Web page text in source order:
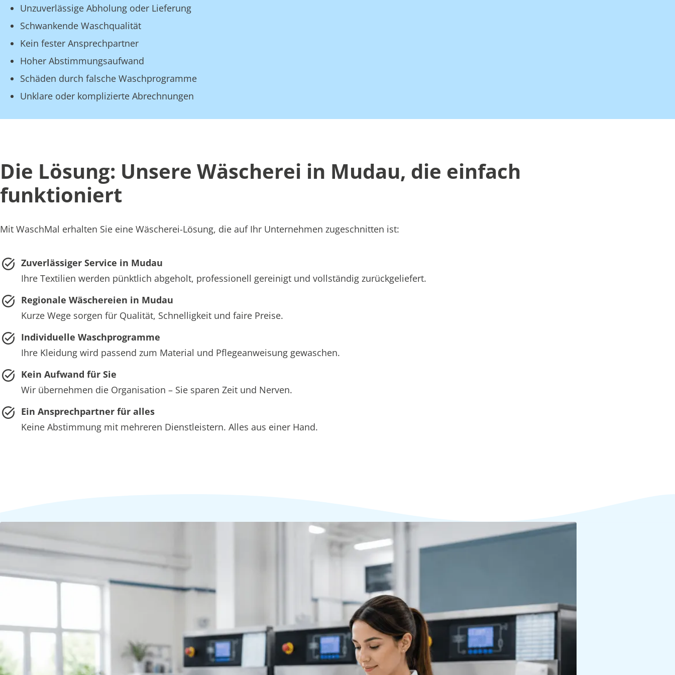
Unzuverlässige Abholung oder Lieferung
Schwankende Waschqualität
Kein fester Ansprechpartner
Hoher Abstimmungsaufwand
Schäden durch falsche Waschprogramme
Unklare oder komplizierte Abrechnungen
Die Lösung: Unsere Wäscherei in Mudau, die einfach
funktioniert
Mit WaschMal erhalten Sie eine Wäscherei-Lösung, die auf Ihr Unternehmen zugeschnitten ist:
Zuverlässiger Service in Mudau
Ihre Textilien werden pünktlich abgeholt, professionell gereinigt und vollständig zurückgeliefert.
Regionale Wäschereien in Mudau
Kurze Wege sorgen für Qualität, Schnelligkeit und faire Preise.
Individuelle Waschprogramme
Ihre Kleidung wird passend zum Material und Pflegeanweisung gewaschen.
Kein Aufwand für Sie
Wir übernehmen die Organisation – Sie sparen Zeit und Nerven.
Ein Ansprechpartner für alles
Keine Abstimmung mit mehreren Dienstleistern. Alles aus einer Hand.